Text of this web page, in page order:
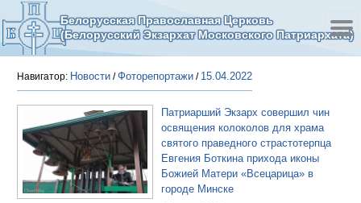
Белорусская Православная Церковь
(Белорусский Экзархат Московского Патриархата)
Навигатор: Новости /Фоторепортажи / 15.04.2022
Патриарший Экзарх совершил чин
освящения колоколов для храма
святого праведного страстотерпца
Евгения Боткина прихода иконы
Божией Матери «Всецарица» в
городе Минске